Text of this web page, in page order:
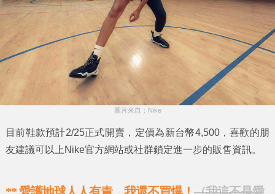
圖片來自：Nike
目前鞋款預計2/25正式開賣，定價為新台幣4,500，喜歡的朋
友建議可以上Nike官方網站或社群鎖定進一步的販售資訊。